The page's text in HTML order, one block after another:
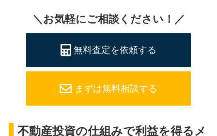
＼お気軽にご相談ください！／
無料査定を依頼する
まずは無料相談する
不動産投資の仕組みで利益を得るメ